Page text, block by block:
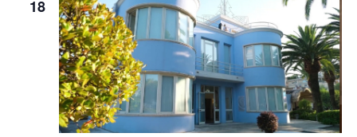
18